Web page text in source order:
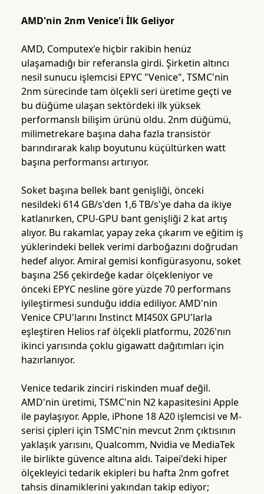
AMD'nin 2nm Venice'i İlk Geliyor
AMD, Computex'e hiçbir rakibin henüz
ulaşamadığı bir referansla girdi. Şirketin altıncı
nesil sunucu işlemcisi EPYC "Venice", TSMC'nin
2nm sürecinde tam ölçekli seri üretime geçti ve
bu düğüme ulaşan sektördeki ilk yüksek
performanslı bilişim ürünü oldu. 2nm düğümü,
milimetrekare başına daha fazla transistör
barındırarak kalıp boyutunu küçültürken watt
başına performansı artırıyor.
Soket başına bellek bant genişliği, önceki
nesildeki 614 GB/s'den 1,6 TB/s'ye daha da ikiye
katlanırken, CPU-GPU bant genişliği 2 kat artış
alıyor. Bu rakamlar, yapay zeka çıkarım ve eğitim iş
yüklerindeki bellek verimi darboğazını doğrudan
hedef alıyor. Amiral gemisi konfigürasyonu, soket
başına 256 çekirdeğe kadar ölçekleniyor ve
önceki EPYC nesline göre yüzde 70 performans
iyileştirmesi sunduğu iddia ediliyor. AMD'nin
Venice CPU'larını Instinct MI450X GPU'larla
eşleştiren Helios raf ölçekli platformu, 2026'nın
ikinci yarısında çoklu gigawatt dağıtımları için
hazırlanıyor.
Venice tedarik zinciri riskinden muaf değil.
AMD'nin üretimi, TSMC'nin N2 kapasitesini Apple
ile paylaşıyor. Apple, iPhone 18 A20 işlemcisi ve M-
serisi çipleri için TSMC'nin mevcut 2nm çıktısının
yaklaşık yarısını, Qualcomm, Nvidia ve MediaTek
ile birlikte güvence altına aldı. Taipei'deki hiper
ölçekleyici tedarik ekipleri bu hafta 2nm gofret
tahsis dinamiklerini yakından takip ediyor;